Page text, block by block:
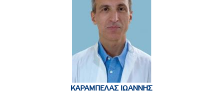
ΚΑΡΑΜΠΕΛΑΣ ΙΩΑΝΝΗΣ